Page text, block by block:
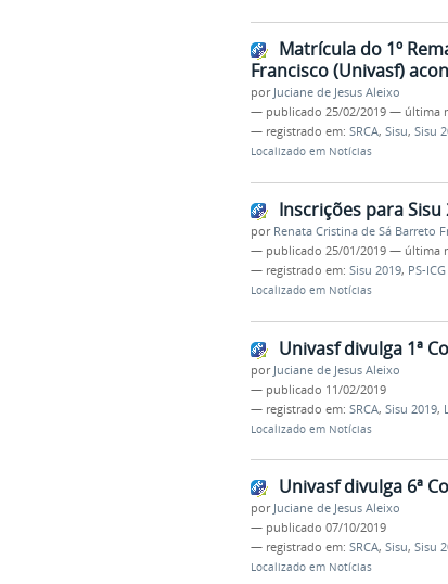
Matrícula do 1º
Francisco (Univasf)
por Juciane de Jesus Aleixo
— publicado 25/02/2019 — última
— registrado em: SRCA, Sisu, Sisu
Localizado em Notícias
Inscrições para
por Renata Cristina de Sá Barreto
— publicado 25/01/2019 — última
— registrado em: Sisu 2019, PS-
Localizado em Notícias
Univasf divulga 1ª
por Juciane de Jesus Aleixo
— publicado 11/02/2019
— registrado em: SRCA, Sisu 2019,
Localizado em Notícias
Univasf divulga 6ª
por Juciane de Jesus Aleixo
— publicado 07/10/2019
— registrado em: SRCA, Sisu, Sisu
Localizado em Notícias